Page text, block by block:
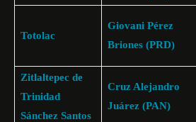
Totolac
Giovani Pérez
Briones (PRD)
Zitlaltepec de
Trinidad
Sánchez Santos
Cruz Alejandro
Juárez (PAN)